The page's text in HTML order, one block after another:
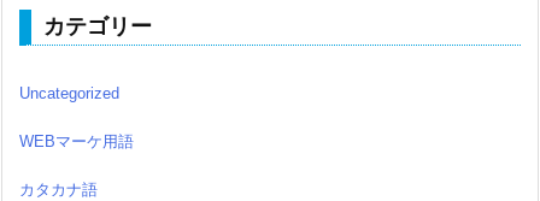
カテゴリー
Uncategorized
WEBマーケ用語
カタカナ語